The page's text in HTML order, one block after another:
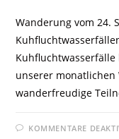
Wanderung vom 24.
unserer monatlichen
wanderfreudige
KOMMENTARE